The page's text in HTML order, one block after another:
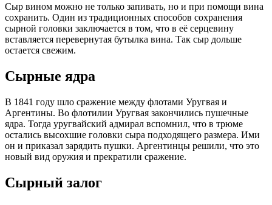
Сыр вином можно не только запивать, но и при помощи вина
сохранить. Один из традиционных способов сохранения
сырной головки заключается в том, что в её серцевину
вставляется перевернутая бутылка вина. Так сыр дольше
остается свежим.
Сырные ядра
В 1841 году шло сражение между флотами Уругвая и
Аргентины. Во флотилии Уругвая закончились пушечные
ядра. Тогда уругвайский адмирал вспомнил, что в трюме
остались высохшие головки сыра подходящего размера. Ими
он и приказал зарядить пушки. Аргентинцы решили, что это
новый вид оружия и прекратили сражение.
Сырный залог